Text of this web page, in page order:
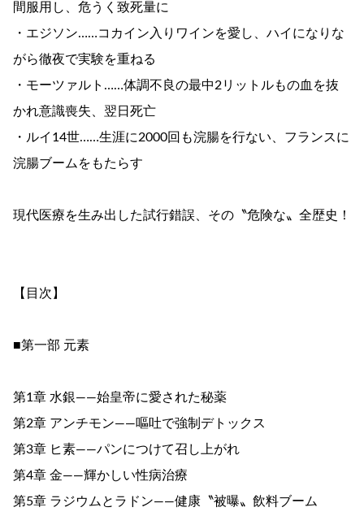
間服用し、危うく致死量に
・エジソン……コカイン入りワインを愛し、ハイになりな
がら徹夜で実験を重ねる
・モーツァルト……体調不良の最中2リットルもの血を抜
かれ意識喪失、翌日死亡
・ルイ14世……生涯に2000回も浣腸を行ない、フランスに
浣腸ブームをもたらす
現代医療を生み出した試行錯誤、その〝危険な〟全歴史！
【目次】
■第一部 元素
第1章 水銀――始皇帝に愛された秘薬
第2章 アンチモン――嘔吐で強制デトックス
第3章 ヒ素――パンにつけて召し上がれ
第4章 金――輝かしい性病治療
第5章 ラジウムとラドン――健康〝被曝〟飲料ブーム